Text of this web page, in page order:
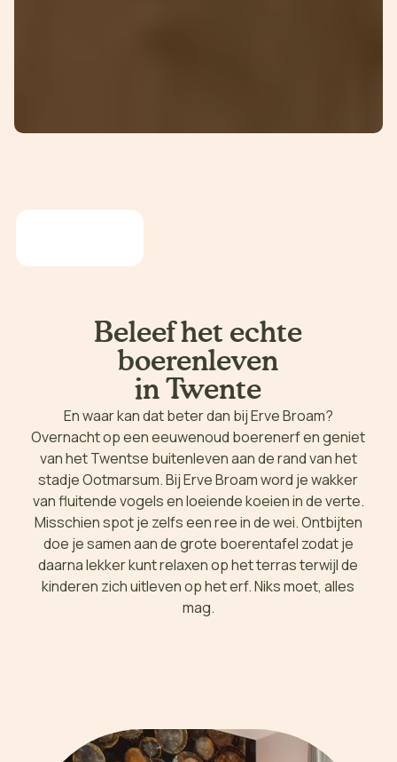
Beleef het echte
boerenleven
in Twente
En waar kan dat beter dan bij Erve Broam?
Overnacht op een eeuwenoud boerenerf en geniet
van het Twentse buitenleven aan de rand van het
stadje Ootmarsum. Bij Erve Broam word je wakker
van fluitende vogels en loeiende koeien in de verte.
Misschien spot je zelfs een ree in de wei. Ontbijten
doe je samen aan de grote boerentafel zodat je
daarna lekker kunt relaxen op het terras terwijl de
kinderen zich uitleven op het erf. Niks moet, alles
mag.